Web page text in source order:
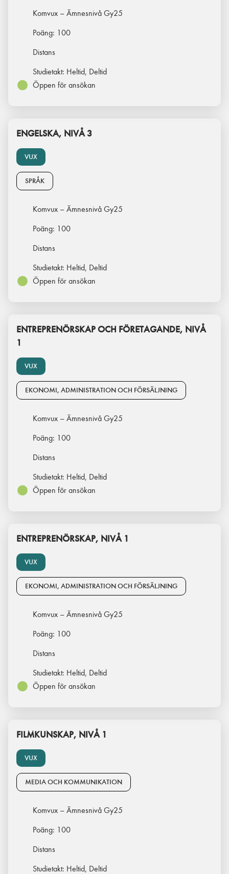
Komvux – Ämnesnivå Gy25
Poäng: 100
Distans
Studietakt: Heltid, Deltid
Öppen för ansökan
VUX
ENGELSKA, NIVÅ 3
SPRÅK
Komvux – Ämnesnivå Gy25
Poäng: 100
Distans
Studietakt: Heltid, Deltid
Öppen för ansökan
VUX
ENTREPRENÖRSKAP OCH FÖRETAGANDE, NIVÅ
1
EKONOMI, ADMINISTRATION OCH FÖRSÄLJNING
Komvux – Ämnesnivå Gy25
Poäng: 100
Distans
Studietakt: Heltid, Deltid
Öppen för ansökan
VUX
ENTREPRENÖRSKAP, NIVÅ 1
EKONOMI, ADMINISTRATION OCH FÖRSÄLJNING
Komvux – Ämnesnivå Gy25
Poäng: 100
Distans
Studietakt: Heltid, Deltid
Öppen för ansökan
VUX
FILMKUNSKAP, NIVÅ 1
MEDIA OCH KOMMUNIKATION
Komvux – Ämnesnivå Gy25
Poäng: 100
Distans
Studietakt: Heltid, Deltid